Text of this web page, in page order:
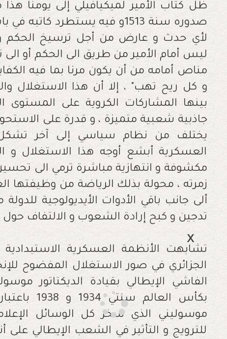
ظل كتاب الأمير لميكيافيلي إلى يومنا
صدوره سنة 1513و فيه يستطرد
لأي حدث و عارض من أجل ترسيخ الحكم
ليس أمام الأمير من طريق الى الحكم أو
مناص أمامه من أن يكون مرنا بما فيه
و كل ريح تهب" ، إلا أن هذا الاستغلال
بينها المشاركات الكروية على المستوى
جاذبية شعبية متميزة ، و قدرة على
يختلف من نظام سياسي إلى آخر تشكل
العسكرية أبشع أوجه هذا الاستغلال و
مكشوفة و انتهازية مباشرة ترمي الى
زمرته ، محولة بذلك الرياضة من وظيفتها
ألى جانب باقي الأدوات الأيديولوجية
تدجين و كبح إرادة الشعوب و الالتفاف حول
تشابهت الأنظمة العسكرية
الجزائري في صور الاستغلال المفضوح
الفاشي الإيطالي بقيادة الديكتاتور
بكأس
موسوليني الذي سخر كل الوسائل
للترويج و التأثير في الشعب الإيطالي